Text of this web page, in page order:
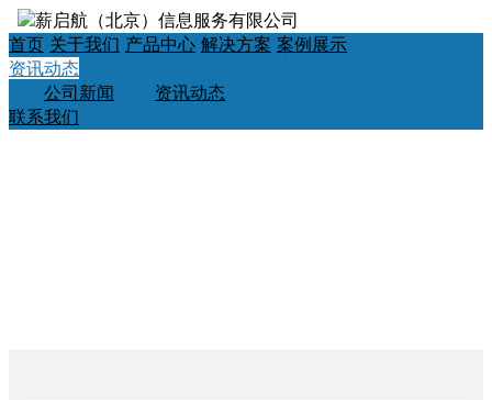
首页 关于我们 产品中心 解决方案 案例展示
资讯动态
公司新闻
资讯动态
联系我们